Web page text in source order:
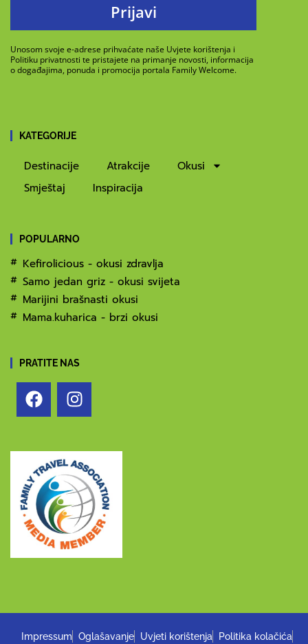
Prijavi
Unosom svoje e-adrese prihvaćate naše Uvjete korištenja i
Politiku privatnosti te pristajete na primanje novosti, informacija
o događajima, ponuda i promocija portala Family Welcome.
KATEGORIJE
Destinacije Atrakcije
Okusi
Smještaj
Inspiracija
POPULARNO
Kefirolicious - okusi zdravlja
Samo jedan griz - okusi svijeta
Marijini brašnasti okusi
Mama.kuharica - brzi okusi
PRATITE NAS
Impressum Oglašavanje Uvjeti korištenja
Politika kolačića